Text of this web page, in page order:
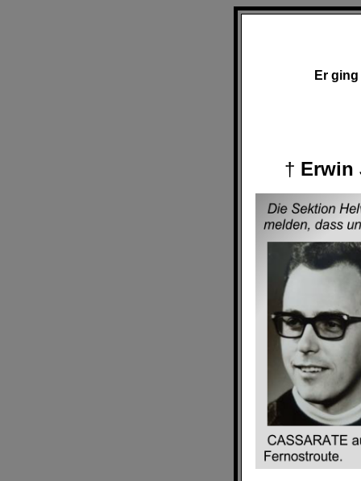
Er
† Erwin